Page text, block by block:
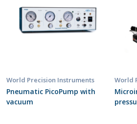
World Precision Instruments
Pneumatic PicoPump with
vacuum
World